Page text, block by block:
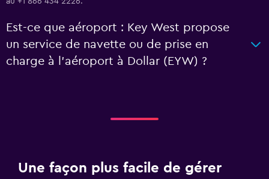
Est-ce que aéroport : Key West propose
un service de navette ou de prise en
charge à l’aéroport à Dollar (EYW) ?
Une façon plus facile de gérer